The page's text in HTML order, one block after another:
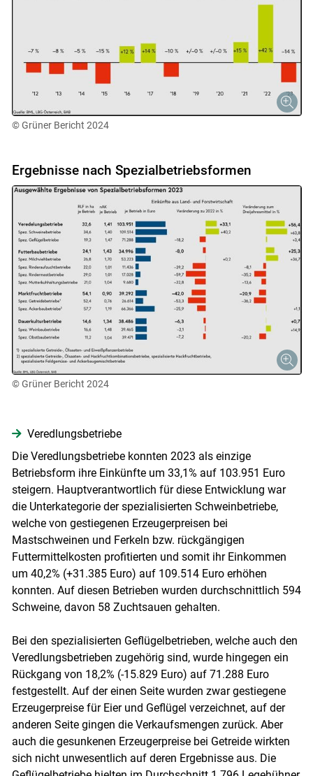
Skip to main content
© Grüner Bericht 2024
Ergebnisse nach Spezialbetriebsformen
© Grüner Bericht 2024
Veredlungsbetriebe
Die Veredlungsbetriebe konnten 2023 als einzige
Betriebsform ihre Einkünfte um 33,1% auf 103.951 Euro
steigern. Hauptverantwortlich für diese Entwicklung war
die Unterkategorie der spezialisierten Schweinbetriebe,
welche von gestiegenen Erzeugerpreisen bei
Mastschweinen und Ferkeln bzw. rückgängigen
Futtermittelkosten profitierten und somit ihr Einkommen
um 40,2% (+31.385 Euro) auf 109.514 Euro erhöhen
konnten. Auf diesen Betrieben wurden durchschnittlich 594
Schweine, davon 58 Zuchtsauen gehalten.
Bei den spezialisierten Geflügelbetrieben, welche auch den
Veredlungsbetrieben zugehörig sind, wurde hingegen ein
Rückgang von 18,2% (-15.829 Euro) auf 71.288 Euro
festgestellt. Auf der einen Seite wurden zwar gestiegene
Erzeugerpreise für Eier und Geflügel verzeichnet, auf der
anderen Seite gingen die Verkaufsmengen zurück. Aber
auch die gesunkenen Erzeugerpreise bei Getreide wirkten
sich nicht unwesentlich auf deren Ergebnisse aus. Die